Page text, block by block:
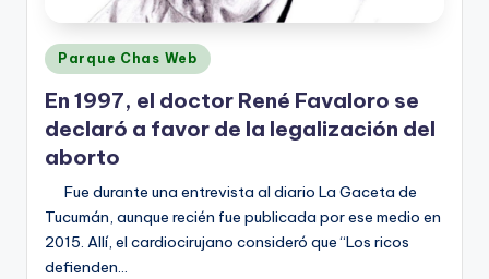
Posted
in
Parque Chas Web
En 1997, el doctor René Favaloro se
declaró a favor de la legalización del
aborto
Fue durante una entrevista al diario La Gaceta de
Tucumán, aunque recién fue publicada por ese medio en
2015. Allí, el cardiocirujano consideró que “Los ricos
defienden…